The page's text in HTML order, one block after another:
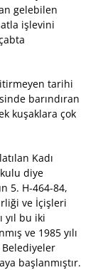
gelebilen
işlevini
tarihi
barındıran
kuşaklara çok
Kadı
diye
5. H-464-84,
ve İçişleri
yıl bu iki
ve 1985 yılı
Belediyeler
başlanmıştır.